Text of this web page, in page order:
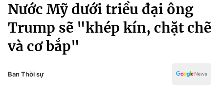
Chuyên mục
Chính trị
Pháp luật
Thể thao
Truyền hình
Văn hóa - Giải trí
Đời sống
Nước Mỹ dưới triều đại ông
Trump sẽ "khép kín, chặt chẽ
và cơ bắp"
Ban Thời sự